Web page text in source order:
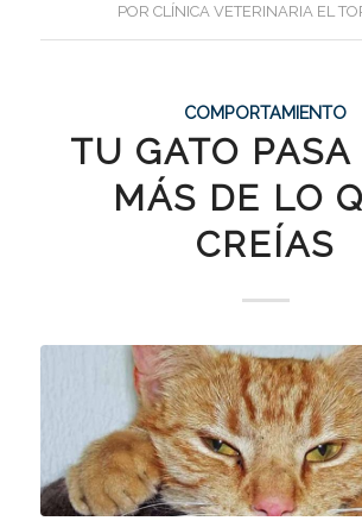
PORCLÍNICA VETERINARIA EL
COMPORTAMIENTO
TU GATO PASA
MÁS DE LO
CREÍAS